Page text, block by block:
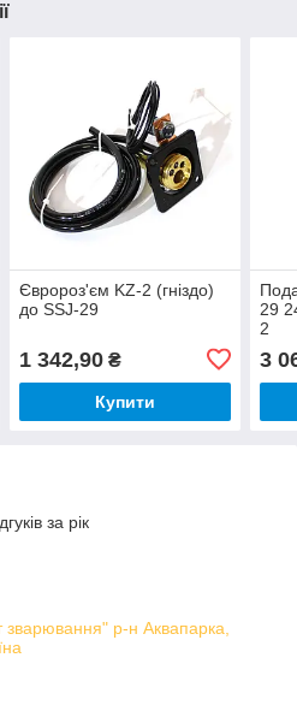
Євророз'єм KZ-2 (гніздо)
до SSJ-29
1 342,90₴
Купити
29
2
3
за рік
зварювання" р-н Аквапарка,